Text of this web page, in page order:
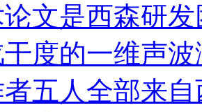
文是西森研
度的一维声
五人全部来